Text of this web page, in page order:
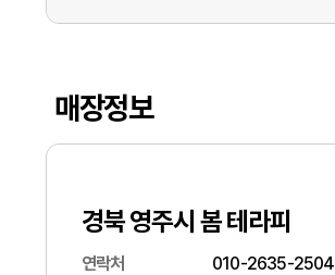
매장정보
경북 영주시 봄 테라피
연락처 010-2635-2504